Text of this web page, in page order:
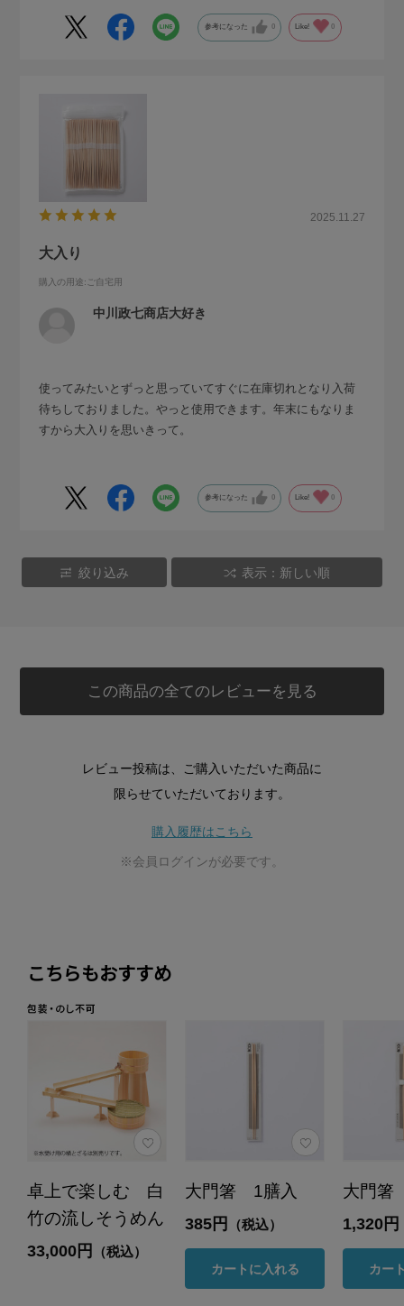
参考になった 0 Like! 0
2025.11.27
大入り
購入の用途:ご自宅用
中川政七商店大好き
使ってみたいとずっと思っていてすぐに在庫切れとなり入荷
待ちしておりました。やっと使用できます。年末にもなりま
すから大入りを思いきって。
参考になった 0 Like! 0
絞り込み 表示：新しい順
この商品の全てのレビューを見る
レビュー投稿は、ご購入いただいた商品に
限らせていただいております。
購入履歴はこちら
※会員ログインが必要です。
こちらもおすすめ
卓上で楽しむ 白
竹の流しそうめん
33,000円 （税込）
大門箸 1膳入
385円 （税込）
カートに入れる
大門
1,320円
カー